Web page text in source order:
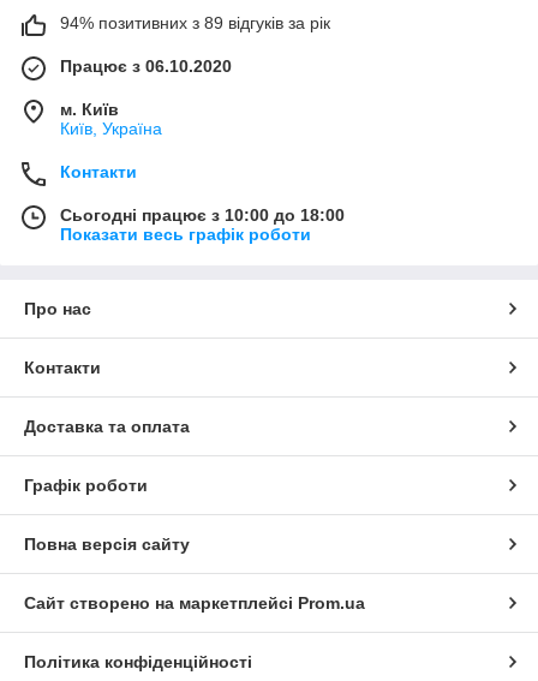
94% позитивних з 89 відгуків за рік
Працює з 06.10.2020
м. Київ
Київ, Україна
Контакти
Сьогодні працює з 10:00 до 18:00
Показати весь графік роботи
Про нас
Контакти
Доставка та оплата
Графік роботи
Повна версія сайту
Сайт створено на маркетплейсі Prom.ua
Політика конфіденційності